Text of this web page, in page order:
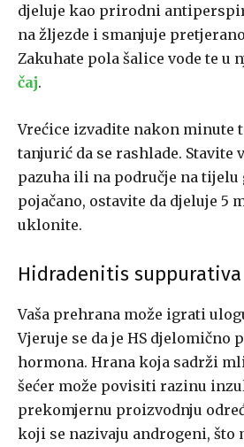
djeluje kao prirodni
na žljezde i smanjuje
Zakuhate pola šalice vode te u
čaj.
Vrećice izvadite nakon minute
tanjurić da se rashlade. Stavite
pazuha ili na područje na tijelu
pojačano, ostavite da djeluje 5
uklonite.
Hidradenitis
Vaša prehrana može igrati
Vjeruje se da je HS djelomično
hormona. Hrana koja sadrži
šećer može povisiti razinu
prekomjernu proizvodnju
koji se nazivaju androgeni, što